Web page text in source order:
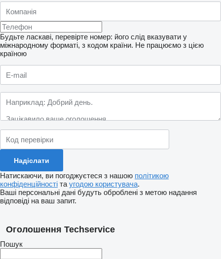
Будьте ласкаві, перевірте номер: його слід вказувати у
міжнародному форматі, з кодом країни. Не працюємо з цією
країною
Натискаючи, ви погоджуєтеся з нашою політикою
конфіденційності та угодою користувача.
Ваші персональні дані будуть оброблені з метою надання
відповіді на ваш запит.
Оголошення Techservice
Пошук